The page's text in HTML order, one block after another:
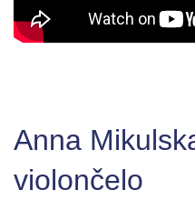
Anna
violončelo